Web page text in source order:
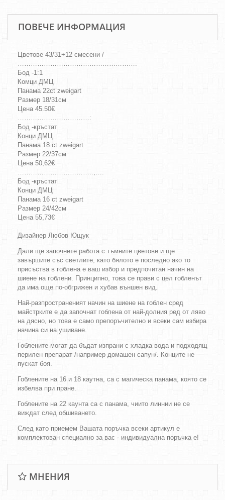
ПОВЕЧЕ ИНФОРМАЦИЯ
Цветове 43/31+12 смесени /
……………………………………………….
Бод -1:1
Комци ДМЦ
Панама 22ct zweigart
Размер 18/31см
Цена 45.50€
……………………………:
Бод -кръстат
Конци ДМЦ
Панама 18 ct zweigart
Размер 22/37см
Цена 50,62€
……………………………..,….
Бод -кръстат
Конци ДМЦ
Панама 16 ct zweigart
Размер 24/42см
Цена 55,73€
Дизайнер Любов Ющук
Дали ще започнете работа с тъмните цветове и ще
завършите със светлите, като бялото е последно ако то
присъства в гоблена е ваш избор и предпочитан начин на
шиене на гоблени. Принципно, това се прави с цел гобленът
да има още по-обгрижен и хубав външен вид.
Най-разпространеният начин на шиене на гоблен сред
майстрките е да започнат гоблена от най-долния ред от ляво
на дясно, но това е само препоръчително и всеки сам избира
начина си на ушиване.
Гоблените могат да бъдат изпрани с хладка вода и подходящ
перилен препарат /например домашен сапун/. Конците не
пускат боя.
Гоблените на 16 и 18 каутна, са с магическа панама, която се
избелва при пране.
Гоблените на 22 каунта са с панама, чиито линнии не се
виждат след обшиването.
След като приемем Вашата поръчка всеки артикул е
комплектован специално за вас - индивидуална поръчка е!
МНЕНИЯ